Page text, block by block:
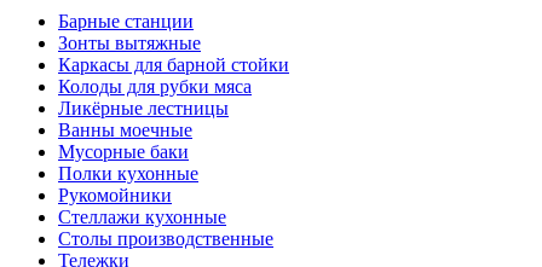
Барные станции
Зонты вытяжные
Каркасы для барной стойки
Колоды для рубки мяса
Ликёрные лестницы
Ванны моечные
Мусорные баки
Полки кухонные
Рукомойники
Стеллажи кухонные
Столы производственные
Тележки